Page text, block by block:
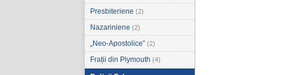
Presbiteriene (2)
Nazariniene (2)
„Neo-Apostolice” (2)
Frații din Plymouth (4)